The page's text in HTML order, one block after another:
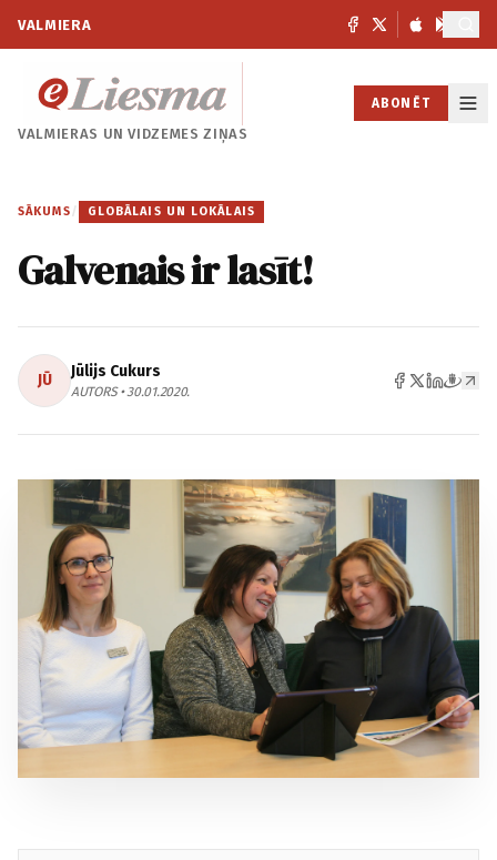
VALMIERA
VALMIERAS UNVIDZEMES ZIŅAS
ABONĒT
SĀKUMS / GLOBĀLAIS UN LOKĀLAIS
Galvenais ir lasīt!
JŪ Jūlijs Cukurs
AUTORS • 30.01.2020.